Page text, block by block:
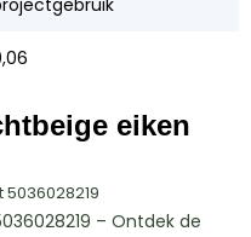
eiken
– Ontdek de